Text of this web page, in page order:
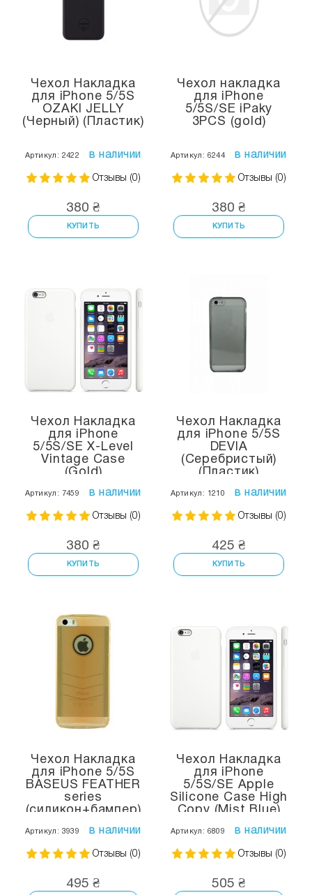
Чехол Накладка
для iPhone 5/5S
OZAKI JELLY
(Черный) (Пластик)
Артикул: 2422 в наличии
Отзывы (0)
380 ₴
КУПИТЬ
Чехол накладка
для iPhone
5/5S/SE iPaky
3PCS (gold)
Артикул: 6244 в наличии
Отзывы (0)
380 ₴
КУПИТЬ
Чехол Накладка
для iPhone
5/5S/SE X-Level
Vintage Case
(Gold)
Артикул: 7459 в наличии
Отзывы (0)
380 ₴
КУПИТЬ
Чехол Накладка
для iPhone 5/5S
DEVIA
(Серебристый)
(Пластик)
Артикул: 1210 в наличии
Отзывы (0)
425 ₴
КУПИТЬ
Чехол Накладка
для iPhone 5/5S
BASEUS FEATHER
series
(силикон+бампер)
Артикул: 3939 в наличии
Отзывы (0)
495 ₴
Чехол Накладка
для iPhone
5/5S/SE Apple
Silicone Case High
Copy (Mist Blue)
Артикул: 6809 в наличии
Отзывы (0)
505 ₴